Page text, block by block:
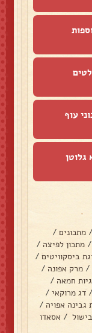
עוף
גלוטן
/ מתכונים /
/ מתכון לפיצה /
ביסקוויטים /
/ מרק אפונה /
חמאה /
/ דג מרוקאי /
גבינה אפויה /
/ אסאדו